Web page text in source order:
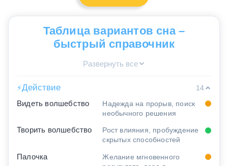
Таблица вариантов сна –
быстрый справочник
Развернуть все
⚡Действие
14
Видеть волшебство
Надежда на прорыв, поиск
необычного решения
Творить волшебство
Рост влияния, пробуждение
скрытых способностей
Палочка
Желание мгновенного